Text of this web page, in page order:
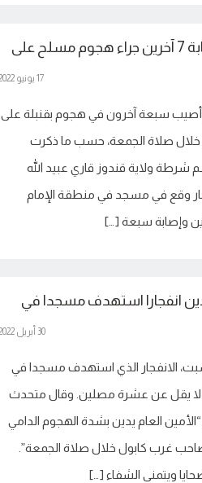
أفغانستان:مقتل شخص وإصابة 7 آخرين جراء هجوم مسلح على
17 يونيو 2022
سبعة آخرون في هجوم بقنبلة على
صلاة الجمعة، حسب ما ذكرت
شرطة ولاية قندوز قاري عبيد الله
وقع في مسجد في منطقة الإمام
وإصابة سبعة […]
انفجارا استهدف مسجدا في
30 أبريل 2022
الانفجار الذي استهدف مسجدا في
لا يقل عن عشرة مصلين. وقال متحدث
العام يدين بشدة الهجوم الدامي
غرب كابول خلال صلاة الجمعة”.
ويتمنى الشفاء […]